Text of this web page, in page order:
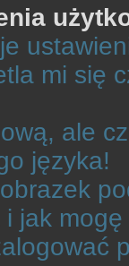
mi się
ale
języka!
jak